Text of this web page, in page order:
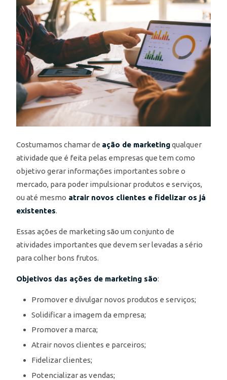
Costumamos chamar de ação de marketingqualquer
atividade que é feita pelas empresas que tem como
objetivo gerar informações importantes sobre o
mercado, para poder impulsionar produtos e serviços,
ou até mesmo atrair novos clientes e fidelizar os já
existentes.
Essas ações de marketing são um conjunto de
atividades importantes que devem ser levadas a sério
para colher bons frutos.
Objetivos das ações de marketing são:
Promover e divulgar novos produtos e serviços;
Solidificar a imagem da empresa;
Promover a marca;
Atrair novos clientes e parceiros;
Fidelizar clientes;
Potencializar as vendas;